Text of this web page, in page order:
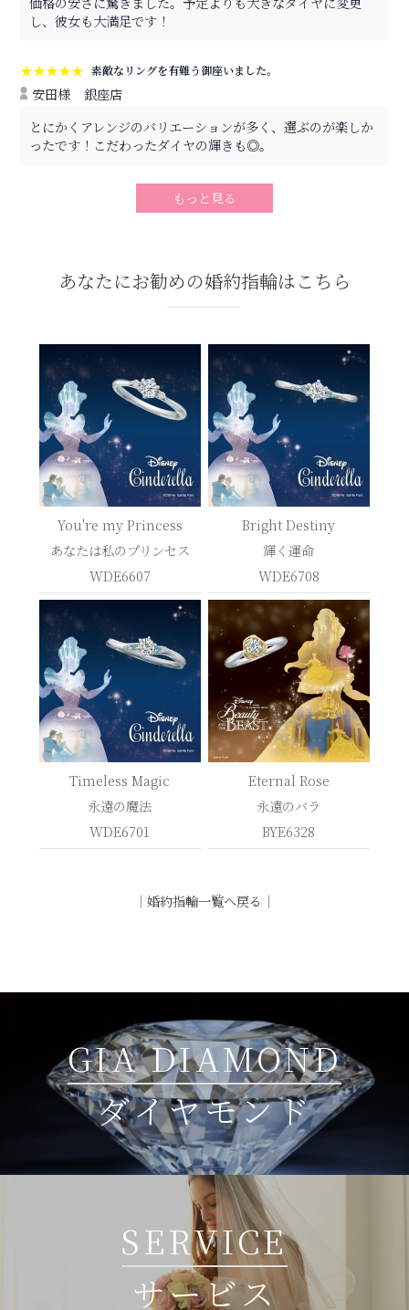
し、彼女も大満足です！
★★★★★ 素敵なリングを有難う御座いました。
安田様
銀座店
とにかくアレンジのバリエーションが多く、選ぶのが楽しか
ったです！こだわったダイヤの輝きも◎。
もっと見る
あなたにお勧めの婚約指輪はこちら
You're my Princess
あなたは私のプリンセス
WDE6607
Bright Destiny
輝く運命
WDE6708
Timeless Magic
永遠の魔法
WDE6701
Eternal Rose
永遠のバラ
BYE6328
｜ 婚約指輪一覧へ戻る ｜
GIA DIAMOND
ダイヤモンド
SERVICE
サービス